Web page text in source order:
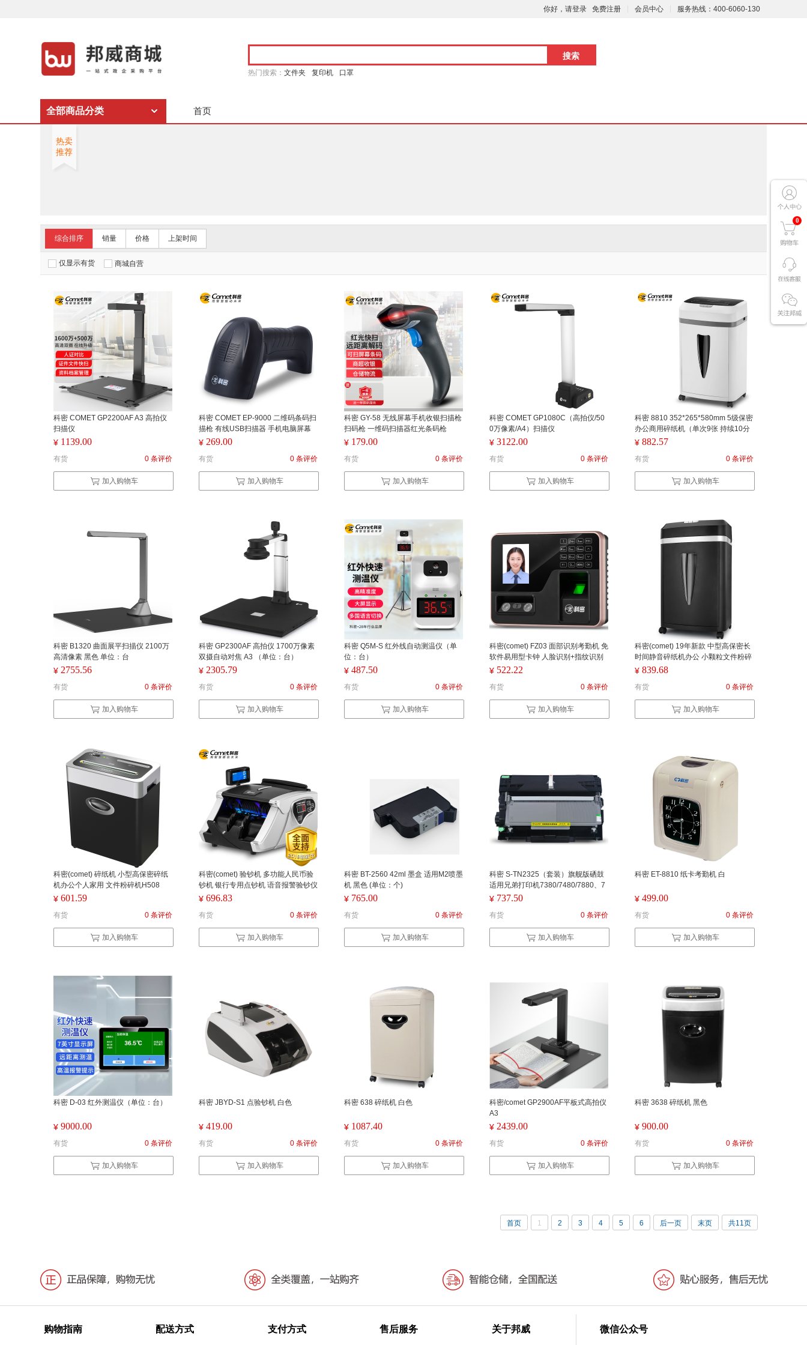
你好，请登录 免费注册 会员中心 服务热线：400-6060-130
热门搜索： 文件夹 复印机 口罩
0
全部商品分类 首页
热卖
推荐
综合排序 销量 价格 上架时间
仅显示有货 商城自营
科密 COMET GP2200AF A3 高拍仪
扫描仪
¥ 1139.00
有货 0 条评价
加入购物车
科密 COMET EP-9000 二维码条码扫
描枪 有线USB扫描器 手机电脑屏幕
扫码
¥ 269.00
有货 0 条评价
加入购物车
科密 GY-58 无线屏幕手机收银扫描枪
扫码枪 一维码扫描器红光条码枪
¥ 179.00
有货 0 条评价
加入购物车
科密 COMET GP1080C（高拍仪/50
0万像素/A4）扫描仪
¥ 3122.00
有货 0 条评价
加入购物车
科密 8810 352*265*580mm 5级保密
办公商用碎纸机（单次9张 持续10分
钟 20L 可碎书钉） 白色（单位：台）
¥ 882.57
有货 0 条评价
加入购物车
科密 B1320 曲面展平扫描仪 2100万
高清像素 黑色 单位：台
¥ 2755.56
有货 0 条评价
加入购物车
科密 GP2300AF 高拍仪 1700万像素
双摄自动对焦 A3 （单位：台）
¥ 2305.79
有货 0 条评价
加入购物车
科密 Q5M-S 红外线自动测温仪（单
位：台）
¥ 487.50
有货 0 条评价
加入购物车
科密(comet) FZ03 面部识别考勤机 免
软件易用型卡钟 人脸识别+指纹识别
+密码验证三合一智能打卡机 （单
¥ 522.22
有货 0 条评价
加入购物车
科密(comet) 19年新款 中型高保密长
时间静音碎纸机办公 小颗粒文件粉碎
机C-838T （单位： 台） 黑色
¥ 839.68
有货 0 条评价
加入购物车
科密(comet) 碎纸机 小型高保密碎纸
机办公个人家用 文件粉碎机H508
（单位： 台） 黑色
¥ 601.59
有货 0 条评价
加入购物车
科密(comet) 验钞机 多功能人民币验
钞机 银行专用点钞机 语音报警验钞仪
支持升级F320 （单位： 台） 黑色
¥ 696.83
有货 0 条评价
加入购物车
科密 BT-2560 42ml 墨盒 适用M2喷墨
机 黑色 (单位：个)
¥ 765.00
有货 0 条评价
加入购物车
科密 S-TN2325（套装）旗舰版硒鼓
适用兄弟打印机7380/7480/7880、7
080/7080D/7180、2260/2260D/256
¥ 737.50
有货 0 条评价
加入购物车
科密 ET-8810 纸卡考勤机 白
¥ 499.00
有货 0 条评价
加入购物车
科密 D-03 红外测温仪（单位：台）
¥ 9000.00
有货 0 条评价
加入购物车
科密 JBYD-S1 点验钞机 白色
¥ 419.00
有货 0 条评价
加入购物车
科密 638 碎纸机 白色
¥ 1087.40
有货 0 条评价
加入购物车
科密/comet GP2900AF平板式高拍仪
A3
¥ 2439.00
有货 0 条评价
加入购物车
科密 3638 碎纸机 黑色
¥ 900.00
有货 0 条评价
加入购物车
首页 1 2 3 4 5 6 后一页 末页 共11页
购物指南 配送方式 支付方式 售后服务 关于邦威 微信公众号